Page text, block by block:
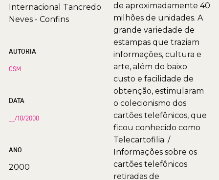
Internacional Tancredo
Neves - Confins
AUTORIA
CSM
DATA
__/10/2000
ANO
2000
de aproximadamente 40
milhões de unidades. A
grande variedade de
estampas que traziam
informações, cultura e
arte, além do baixo
custo e facilidade de
obtenção, estimularam
o colecionismo dos
cartões telefônicos, que
ficou conhecido como
Telecartofilia. /
Informações sobre os
cartões telefônicos
retiradas de